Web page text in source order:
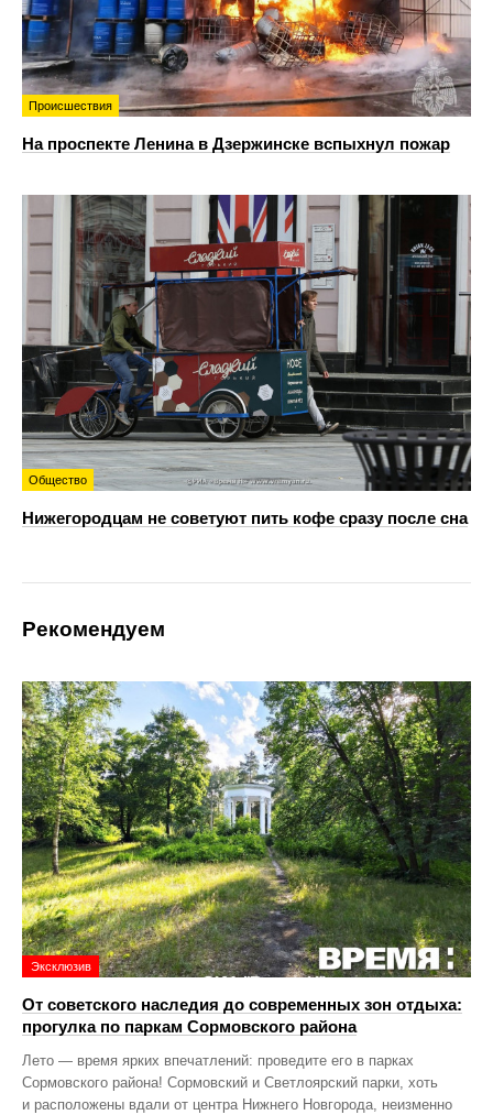
Происшествия
На проспекте Ленина в Дзержинске вспыхнул пожар
Общество
Нижегородцам не советуют пить кофе сразу после сна
Рекомендуем
Эксклюзив
От советского наследия до современных зон отдыха:
прогулка по паркам Сормовского района
Лето — время ярких впечатлений: проведите его в парках
Сормовского района! Сормовский и Светлоярский парки, хоть
и расположены вдали от центра Нижнего Новгорода, неизменно